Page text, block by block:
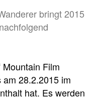
bringt 2015
Film
am 28.2.2015 im
hat. Es werden